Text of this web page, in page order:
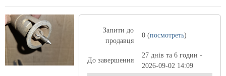
Запити до
продавця
0 (посмотреть)
До завершення
27 днів та 6 годин -
2026-09-02 14:09